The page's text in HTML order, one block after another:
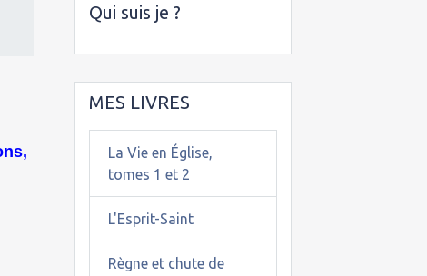
Qui suis je ?
MES LIVRES
La Vie en Église,
tomes 1 et 2
L'Esprit-Saint
Règne et chute de